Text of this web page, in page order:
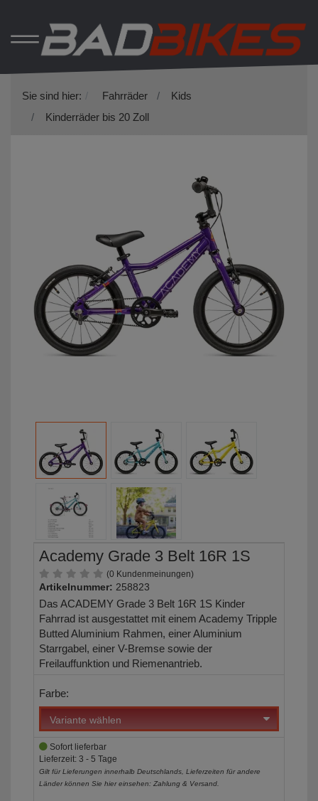
Sie sind hier: Fahrräder
Kids
Kinderräder bis 20 Zoll
Academy Grade 3 Belt 16R 1S
(0 Kundenmeinungen)
Artikelnummer: 258823
Das ACADEMY Grade 3 Belt 16R 1S Kinder
Fahrrad ist ausgestattet mit einem Academy Tripple
Butted Aluminium Rahmen, einer Aluminium
Starrgabel, einer V-Bremse sowie der
Freilauffunktion und Riemenantrieb.
Farbe:
Sofort lieferbar
Lieferzeit: 3 - 5 Tage
Gilt für Lieferungen innerhalb Deutschlands, Lieferzeiten für andere
Länder können Sie hier einsehen: Zahlung & Versand